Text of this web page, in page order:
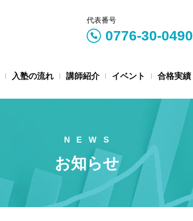
入塾の流れ 講師紹介 イベント 合格実績
代表番号
0776-30-0490
お知らせ